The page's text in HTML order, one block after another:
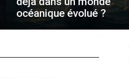
océanique évolué ?